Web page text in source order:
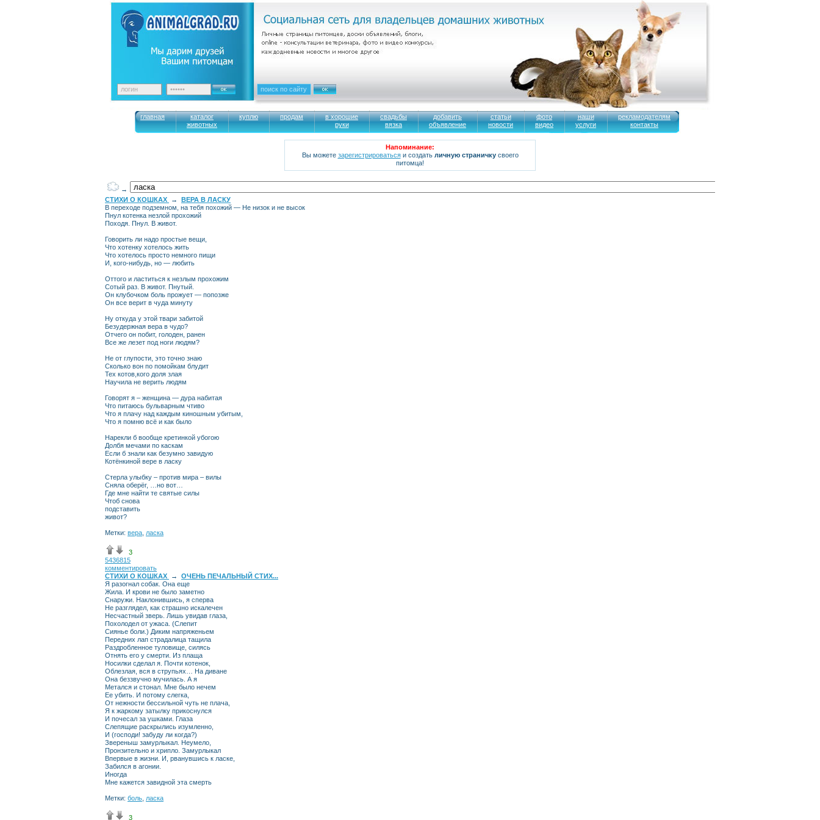
главная
каталог
животных
куплю продам
в хорошие
руки
свадьбы
вязка
добавить
объявление
статьи
новости
фото
видео
наши
услуги
рекламодателям
контакты
Напоминание:
Вы можете зарегистрироватьсяи создать личную страничкусвоего
питомца!
→
СТИХИ О КОШКАХ
→ ВЕРА В ЛАСКУ
В переходе подземном, на тебя похожий — Не низок и не высок
Пнул котенка незлой прохожий
Походя. Пнул. В живот.
Говорить ли надо простые вещи,
Что хотенку хотелось жить
Что хотелось просто немного пищи
И, кого-нибудь, но — любить
Оттого и ластиться к незлым прохожим
Сотый раз. В живот. Пнутый.
Он клубочком боль прожует — попозже
Он все верит в чуда минуту
Ну откуда у этой твари забитой
Безудержная вера в чудо?
Отчего он побит, голоден, ранен
Все же лезет под ноги людям?
Не от глупости, это точно знаю
Сколько вон по помойкам блудит
Тех котов,кого доля злая
Научила не верить людям
Говорят я – женщина — дура набитая
Что питаюсь бульварным чтиво
Что я плачу над каждым киношным убитым,
Что я помню всё и как было
Нарекли б вообще кретинкой убогою
Долбя мечами по каскам
Если б знали как безумно завидую
Котёнкиной вере в ласку
Стерла улыбку – против мира – вилы
Сняла оберёг, …но вот…
Где мне найти те святые силы
Чтоб снова
подставить
живот?
Метки: вера ласка
3
5436815
комментировать
СТИХИ О КОШКАХ
→ ОЧЕНЬ ПЕЧАЛЬНЫЙ СТИХ...
Я разогнал собак. Она еще
Жила. И крови не было заметно
Снаружи. Наклонившись, я сперва
Не разглядел, как страшно искалечен
Несчастный зверь. Лишь увидав глаза,
Похолодел от ужаса. (Слепит
Сиянье боли.) Диким напряженьем
Передних лап страдалица тащила
Раздробленное туловище, силясь
Отнять его у смерти. Из плаща
Носилки сделал я. Почти котенок,
Облезлая, вся в струпьях… На диване
Она беззвучно мучилась. А я
Метался и стонал. Мне было нечем
Ее убить. И потому слегка,
От нежности бессильной чуть не плача,
Я к жаркому затылку прикоснулся
И почесал за ушками. Глаза
Слепящие раскрылись изумленно,
И (господи! забуду ли когда?)
Звереныш замурлыкал. Неумело,
Пронзительно и хрипло. Замурлыкал
Впервые в жизни. И, рванувшись к ласке,
Забился в агонии.
Иногда
Мне кажется завидной эта смерть
Метки: боль ласка
3